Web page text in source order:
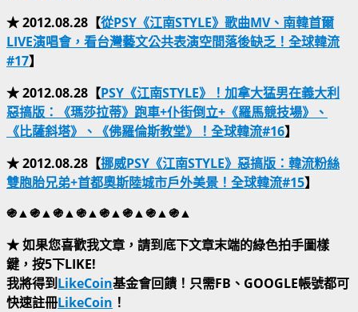
★ 2012.08.28【從PSY《江南STYLE》歌曲MV、南韓首爾
LIVE演唱會，看台灣藝文公共表演空間落後缺乏！全球韓流
#17】
★ 2012.08.28【PSY《江南STYLE》！加拿大猛男在義大利
惡搞版：《瑪莎拉蒂》跑車+仆街倒立+《羅馬競技場》、
《比薩斜塔》、《佛羅倫斯教堂》！全球韓流#16】
★ 2012.08.28【挪威PSY《江南STYLE》惡搞版：韓流粉絲
雙胞胎兄弟+首都奧斯陸城市戶外美景！全球韓流#15】
֍▲֍▲֍▲֍▲֍▲֍▲֍▲֍▲
★ 如果您喜歡我文章，請到底下文章末端的綠色拍手圖樣
鍵，按5下LIKE!
我將得到LikeCoin基金會回饋！只需FB、GOOGLE帳號都可
快速註冊LikeCoin ！